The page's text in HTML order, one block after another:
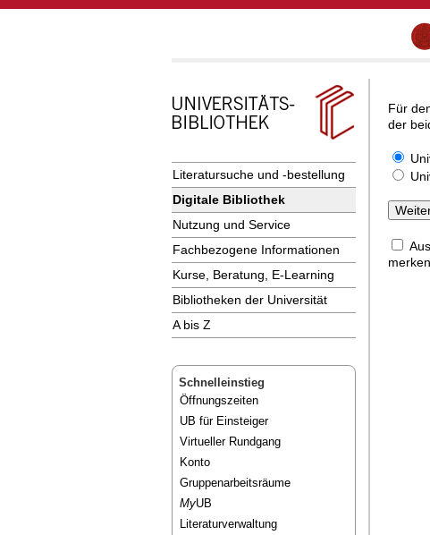
Literatursuche und -bestellung
Digitale Bibliothek
Nutzung und Service
Fachbezogene Informationen
Kurse, Beratung, E-Learning
Bibliotheken der Universität
A bis Z
Schnelleinstieg
Öffnungszeiten
UB für Einsteiger
Virtueller Rundgang
Konto
Gruppenarbeitsräume
MyUB
Literaturverwaltung
Für
der